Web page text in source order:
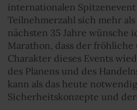
internationalen
Teilnehmerzahl sich mehr
nächsten 35 Jahre wünsche
Marathon, dass der
Charakter dieses Events
des Planens und des
kann als das heute
Sicherheitskonzepte und